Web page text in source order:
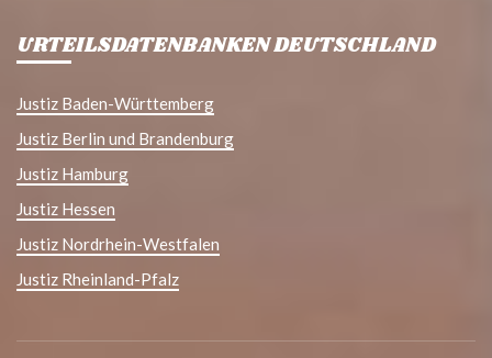
URTEILSDATENBANKEN DEUTSCHLAND
Justiz Baden-Württemberg
Justiz Berlin und Brandenburg
Justiz Hamburg
Justiz Hessen
Justiz Nordrhein-Westfalen
Justiz Rheinland-Pfalz